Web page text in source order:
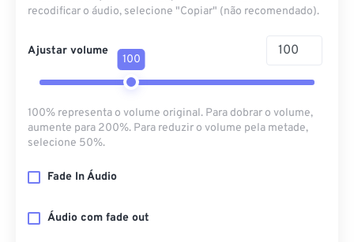
recodificar o áudio, selecione "Copiar" (não recomendado).
Ajustar volume
100
100% representa o volume original. Para dobrar o volume,
aumente para 200%. Para reduzir o volume pela metade,
selecione 50%.
Fade In Áudio
Áudio com fade out